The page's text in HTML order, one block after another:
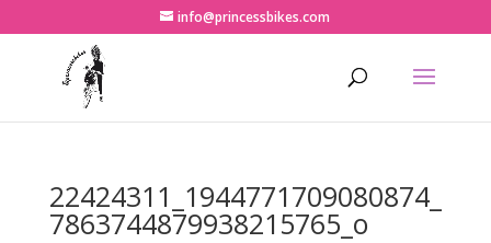
info@princessbikes.com
22424311_1944771709080874_
7863744879938215765_o